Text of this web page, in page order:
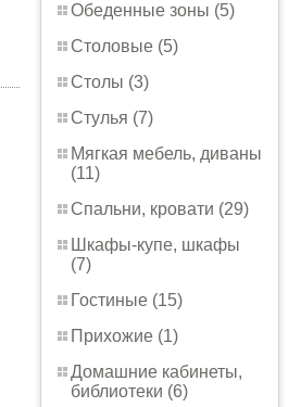
Обеденные зоны (5)
Столовые (5)
Столы (3)
Стулья (7)
Мягкая мебель, диваны
(11)
Спальни, кровати (29)
Шкафы-купе, шкафы
(7)
Гостиные (15)
Прихожие (1)
Домашние кабинеты,
библиотеки (6)